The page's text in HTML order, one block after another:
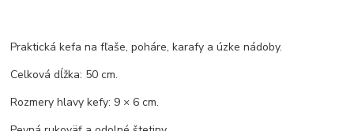
Praktická kefa na fľaše, poháre, karafy a úzke nádoby.
Celková dĺžka: 50 cm.
Rozmery hlavy kefy: 9 × 6 cm.